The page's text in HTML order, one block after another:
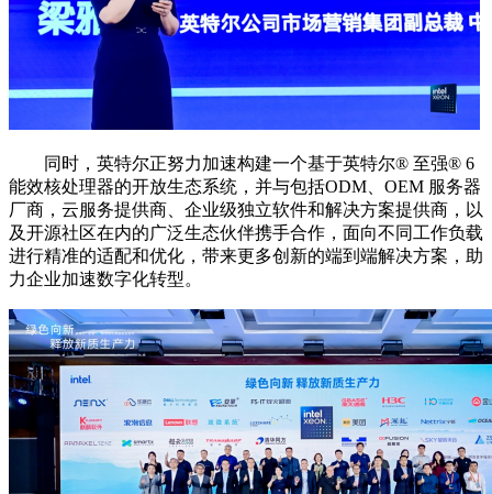
同时，英特尔正努力加速构建一个基于英特尔®️ 至强®️ 6
能效核处理器的开放生态系统，并与包括ODM、OEM 服务器
厂商，云服务提供商、企业级独立软件和解决方案提供商，以
及开源社区在内的广泛生态伙伴携手合作，面向不同工作负载
进行精准的适配和优化，带来更多创新的端到端解决方案，助
力企业加速数字化转型。